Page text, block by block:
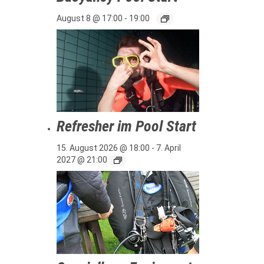
August 8 @ 17:00 - 19:00
Refresher im Pool Start
15. August 2026 @ 18:00 - 7. April
2027 @ 21:00